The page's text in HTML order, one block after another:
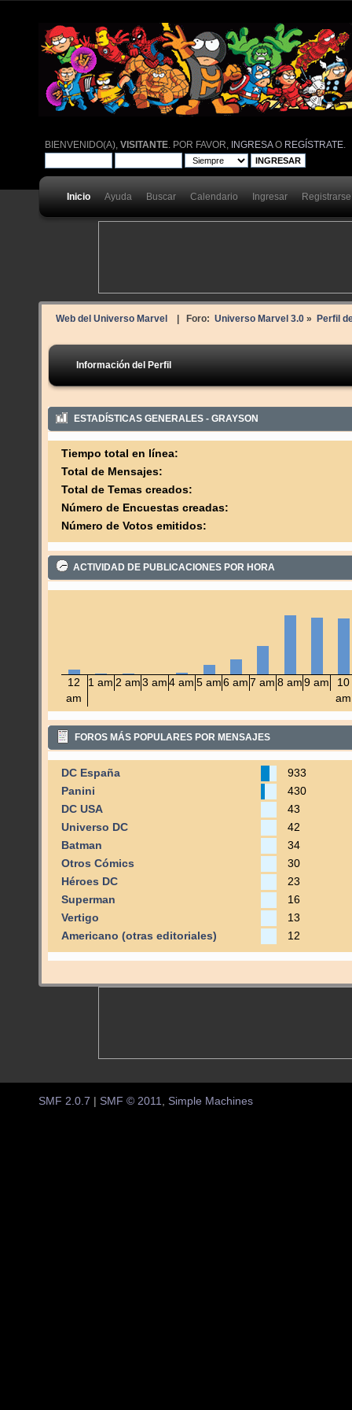
BIENVENIDO(A),VISITANTE . POR FAVOR, INGRESAO REGÍSTRATE
Inicio Ayuda Buscar Calendario Ingresar Registrarse
Web del Universo Marvel | Foro: Universo Marvel 3.0» Perfil
Información del Perfil
ESTADÍSTICAS GENERALES - GRAYSON
Tiempo total en línea:
Total de Mensajes:
Total de Temas creados:
Número de Encuestas creadas:
Número de Votos emitidos:
ACTIVIDAD DE PUBLICACIONES POR HORA
12
am
1 am 2 am 3 am 4 am 5 am 6 am 7 am 8 am 9 am
10
am
FOROS MÁS POPULARES POR MENSAJES
DC España
933
Panini
430
DC USA
43
Universo DC
42
Batman
34
Otros Cómics
30
Héroes DC
23
Superman
16
Vertigo
13
Americano (otras editoriales)
12
SMF 2.0.7 SMF © 2011 Simple Machines